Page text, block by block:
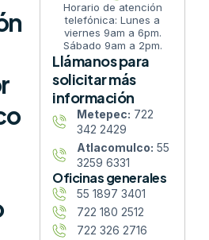
Horario de atención
telefónica: Lunes a
viernes 9am a 6pm.
Sábado 9am a 2pm.
Llámanos para
solicitar más
información
Metepec: 722
342 2429
Atlacomulco: 55
3259 6331
Oficinas generales
55 1897 3401
722 180 2512
722 326 2716